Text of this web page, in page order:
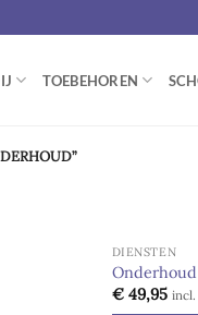
TOEBEHOREN
DIENSTEN
Onderhoud
€49,95